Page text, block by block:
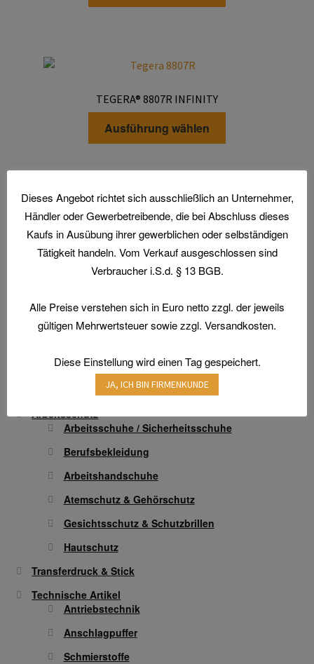
auf
gewählt
werden
TEGERA® 8807R INFINITY
Ausführung wählen
mehrere
Die
Optionen
können
Produktseite
gewählt
TEGERA® 7794
Ausführung wählen
Dieses
mehrere
Varianten
Die
auf
der
Home
Aktionen und Angebote
Arbeitsschutz
Arbeitsschuhe / Sicherheitsschuhe
Berufsbekleidung
Arbeitshandschuhe
Atemschutz & Gehörschutz
Gesichtsschutz & Schutzbrillen
Hautschutz
Transferdruck & Stick
Technische Artikel
Antriebstechnik
Anschlagpuffer
Schmierstoffe
Dieses Angebot richtet sich ausschließlich an Unternehmer,
Händler oder Gewerbetreibende, die bei Abschluss dieses
Kaufs in Ausübung ihrer gewerblichen oder selbständigen
Tätigkeit handeln. Vom Verkauf ausgeschlossen sind
Verbraucher i.S.d. § 13 BGB.
Alle Preise verstehen sich in Euro netto zzgl. der jeweils
gültigen Mehrwertsteuer sowie zzgl. Versandkosten.
Diese Einstellung wird einen Tag gespeichert.
JA, ICH BIN FIRMENKUNDE